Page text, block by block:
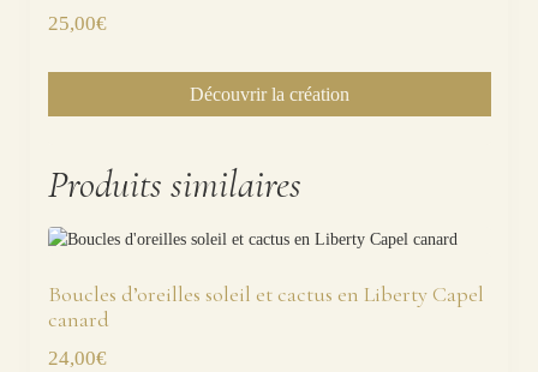
25,00€
Découvrir la création
Produits similaires
Boucles d’oreilles soleil et cactus en Liberty Capel
canard
24,00€